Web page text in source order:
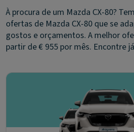
À procura de um Mazda CX-80?
ofertas de Mazda CX-80 que se
gostos e orçamentos. A melhor
partir de € 955 por mês. Encontre